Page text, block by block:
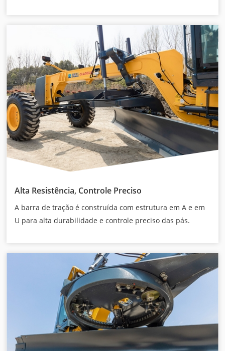
Alta Resistência, Controle Preciso
A barra de tração é construída com estrutura em A e em
U para alta durabilidade e controle preciso das pás.